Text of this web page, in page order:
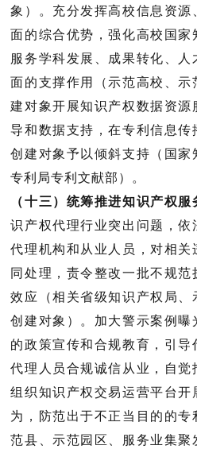
象 ）。充分发挥高校信息资
面的综合优势，强化高校国
服务学科发展、成果转化、
面的支撑作用（示范高校、示
建对象开展知识产权数据资
导和数据支持，在专利信息
创建对象予以倾斜支持（ 国家
专利局专利文献部）。
（十三）统筹推进知识产权
识产权代理行业突出问题，
代理机构和从业人员，对相
同处理，责令整改一批不规
效应（相关省级知识产权局
创建对象）。 加大警示案例
的政策宣传和合规教育，引导
代理人员合规诚信从业，自觉
组织知识产权交易运营平台
为，防范出于不正当目的的
范县、示范园区、服务业集